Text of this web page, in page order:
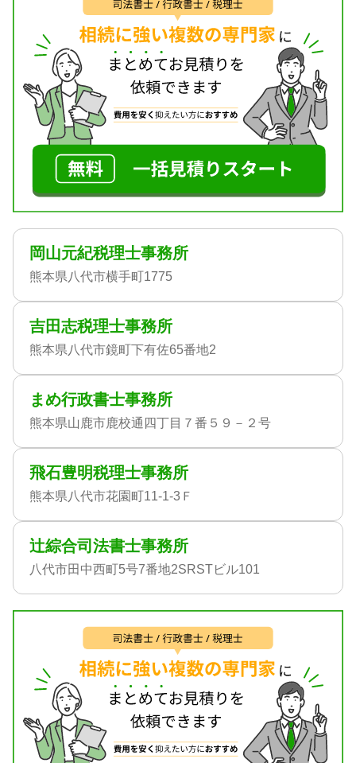
岡山元紀税理士事務所
熊本県八代市横手町1775
吉田志税理士事務所
熊本県八代市鏡町下有佐65番地2
まめ行政書士事務所
熊本県山鹿市鹿校通四丁目７番５９－２号
飛石豊明税理士事務所
熊本県八代市花園町11-1-3Ｆ
辻綜合司法書士事務所
八代市田中西町5号7番地2SRSTビル101